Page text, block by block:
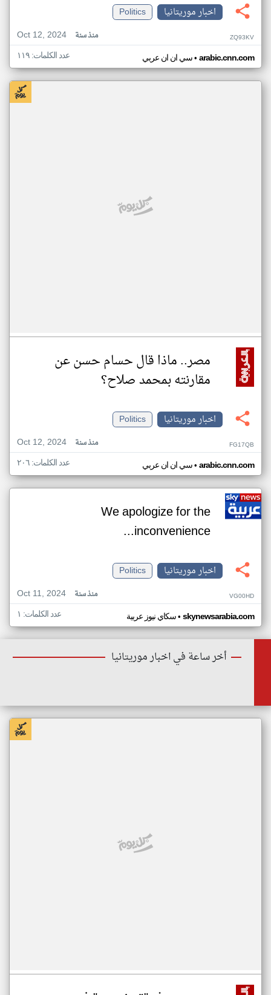
اخبار موريتانيا
Politics
Oct 12, 2024
منذ سنة ZQ93KV
سي ان ان عربي• arabic.cnn.com عدد الكلمات: ١١٩
مصر.. ماذا قال حسام حسن عن
مقارنته بمحمد صلاح؟
اخبار موريتانيا
Politics
Oct 12, 2024
منذ سنة FG17QB
سي ان ان عربي• arabic.cnn.com عدد الكلمات: ٢٠٦
We apologize for the
inconvenience...
اخبار موريتانيا
Politics
Oct 11, 2024
منذ سنة VG00HD
سكاي نيوز عربية• skynewsarabia.com عدد الكلمات: ١
أخر ساعة في اخبار موريتانيا